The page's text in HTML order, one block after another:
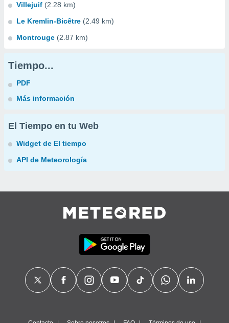
Villejuif (2.28 km)
Le Kremlin-Bicêtre (2.49 km)
Montrouge (2.87 km)
Tiempo...
PDF
Más información
El Tiempo en tu Web
Widget de El tiempo
API de Meteorología